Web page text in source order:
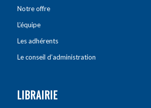
Notre offre
L’équipe
Les adhérents
Le conseil d’administration
LIBRAIRIE